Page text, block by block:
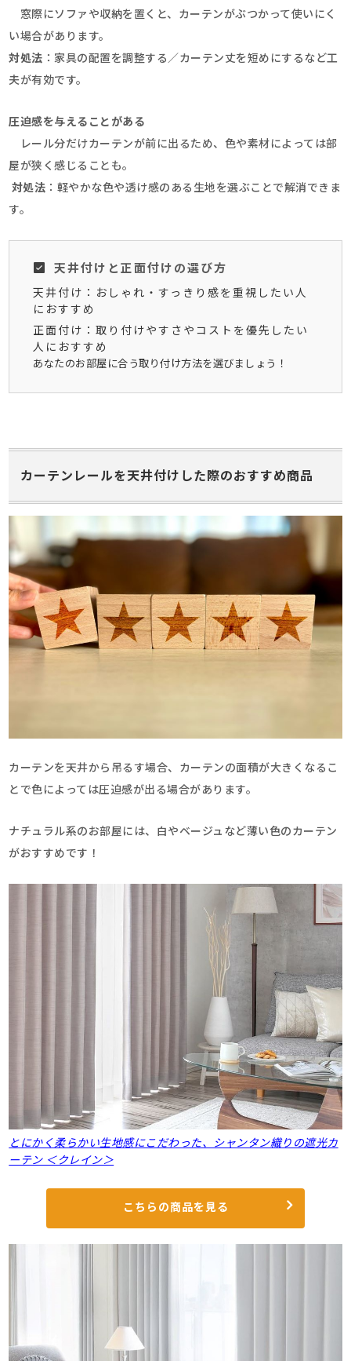
窓際にソファや収納を置くと、カーテンがぶつかって使いにく
い場合があります。
対処法 ：家具の配置を調整する／カーテン丈を短めにするなど工
夫が有効です。
圧迫感を与えることがある
レール分だけカーテンが前に出るため、色や素材によっては部
屋が狭く感じることも。
対処法 ：軽やかな色や透け感のある生地を選ぶことで解消できま
す。
天井付けと正面付けの選び方
天井付け：おしゃれ・すっきり感を重視したい人
におすすめ
正面付け：取り付けやすさやコストを優先したい
人におすすめ
あなたのお部屋に合う取り付け方法を選びましょう！
カーテンレールを天井付けした際のおすすめ商品
カーテンを天井から吊るす場合、カーテンの面積が大きくなるこ
とで色によっては圧迫感が出る場合があります。
ナチュラル系のお部屋には、白やベージュなど薄い色のカーテン
がおすすめです！
とにかく柔らかい生地感にこだわった、シャンタン織りの遮光カ
ーテン ＜クレイン＞
こちらの商品を見る